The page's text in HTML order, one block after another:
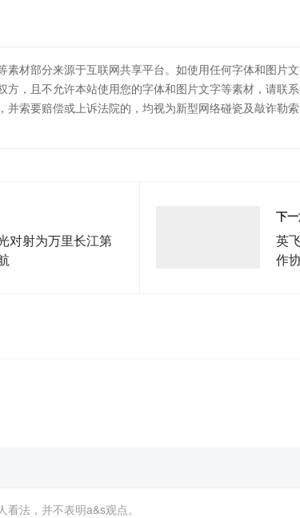
素材部分来源于互联网共享平台。如使用任何字体和图片
方，且不允许本站使用您的字体和图片文字等素材，请联
并索要赔偿或上诉法院的，均视为新型网络碰瓷及敲诈勒
对射为万里长江第
下
英
作
法，并不表明a&s观点。